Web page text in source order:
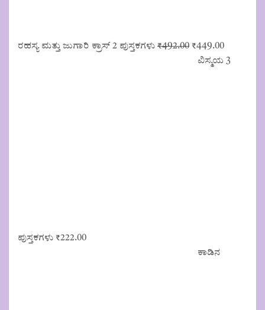
ರಹಸ್ಯ ಮತ್ತು ಜುಗಾರಿ ಕ್ರಾಸ್ 2 ಪುಸ್ತಕಗಳು ₹492.00 Original
price
₹449.00Current
price
ವಿಸ್ಮಯ 3
ಪುಸ್ತಕಗಳು ₹222.00
ಕಾಡಿನ